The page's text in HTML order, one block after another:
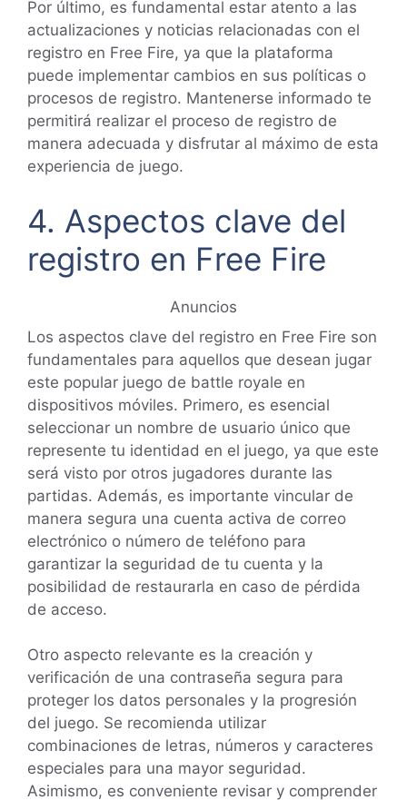
Por último, es fundamental estar atento a las
actualizaciones y noticias relacionadas con el
registro en Free Fire, ya que la plataforma
puede implementar cambios en sus políticas o
procesos de registro. Mantenerse informado te
permitirá realizar el proceso de registro de
manera adecuada y disfrutar al máximo de esta
experiencia de juego.
4. Aspectos clave del
registro en Free Fire
Anuncios
Los aspectos clave del registro en Free Fire son
fundamentales para aquellos que desean jugar
este popular juego de battle royale en
dispositivos móviles. Primero, es esencial
seleccionar un nombre de usuario único que
represente tu identidad en el juego, ya que este
será visto por otros jugadores durante las
partidas. Además, es importante vincular de
manera segura una cuenta activa de correo
electrónico o número de teléfono para
garantizar la seguridad de tu cuenta y la
posibilidad de restaurarla en caso de pérdida
de acceso.
Otro aspecto relevante es la creación y
verificación de una contraseña segura para
proteger los datos personales y la progresión
del juego. Se recomienda utilizar
combinaciones de letras, números y caracteres
especiales para una mayor seguridad.
Asimismo, es conveniente revisar y comprender